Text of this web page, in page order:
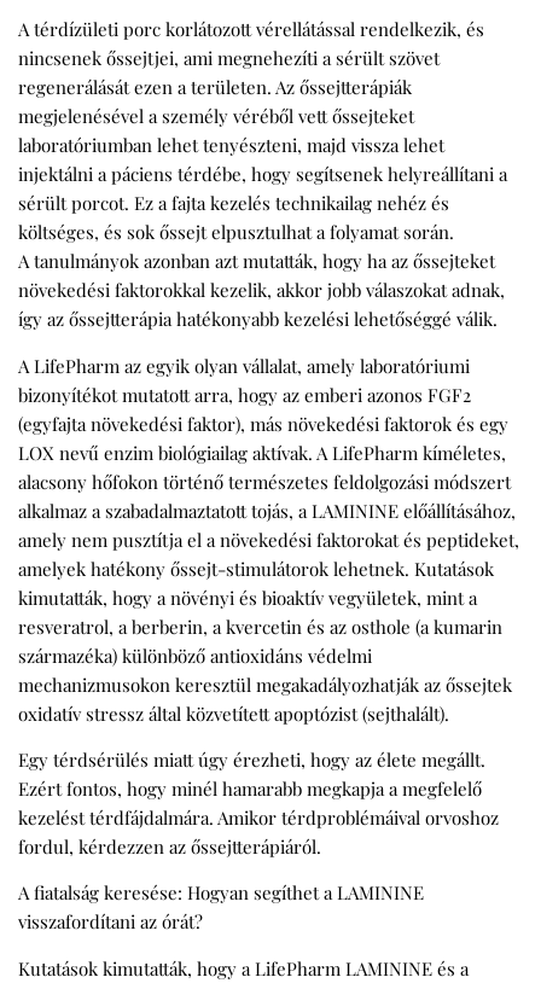
Atérdízületi porc korlátozott vérellátással rendelkezik, és
nincsenek őssejtjei, ami megnehezíti a sérült szövet
regenerálását ezen a területen. Az őssejtterápiák
megjelenésével a személy véréből vett őssejteket
laboratóriumban lehet tenyészteni, majd vissza lehet
injektálni a páciens térdébe, hogy segítsenek helyreállítani a
sérült porcot. Ez a fajta kezelés technikailag nehéz és
költséges, és sok őssejt elpusztulhat a folyamat során.
Atanulmányok azonban azt mutatták, hogy ha az őssejteket
növekedési faktorokkal kezelik, akkor jobb válaszokat adnak,
így az őssejtterápia hatékonyabb kezelési lehetőséggé válik.
A LifePharm az egyik olyan vállalat, amely laboratóriumi
bizonyítékot mutatott arra, hogy az emberi azonos FGF2
(egyfajta növekedési faktor), más növekedési faktorok és egy
LOX nevű enzim biológiailag aktívak. A LifePharm kíméletes,
alacsony hőfokon történő természetes feldolgozási módszert
alkalmaz a szabadalmaztatott tojás, a LAMININE előállításához,
amely nem pusztítja el a növekedési faktorokat és peptideket,
amelyek hatékony őssejt-stimulátorok lehetnek. Kutatások
kimutatták, hogy a növényi és bioaktív vegyületek, mint a
resveratrol, a berberin, a kvercetin és az osthole (a kumarin
származéka) különböző antioxidáns védelmi
mechanizmusokon keresztül megakadályozhatják az őssejtek
oxidatív stressz által közvetített apoptózist (sejthalált).
Egy térdsérülés miatt úgy érezheti, hogy az élete megállt.
Ezért fontos, hogy minél hamarabb megkapja a megfelelő
kezelést térdfájdalmára. Amikor térdproblémáival orvoshoz
fordul, kérdezzen az őssejtterápiáról.
A fiatalság keresése: Hogyan segíthet a LAMININE
visszafordítani az órát?
Kutatások kimutatták, hogy a LifePharm LAMININE és a